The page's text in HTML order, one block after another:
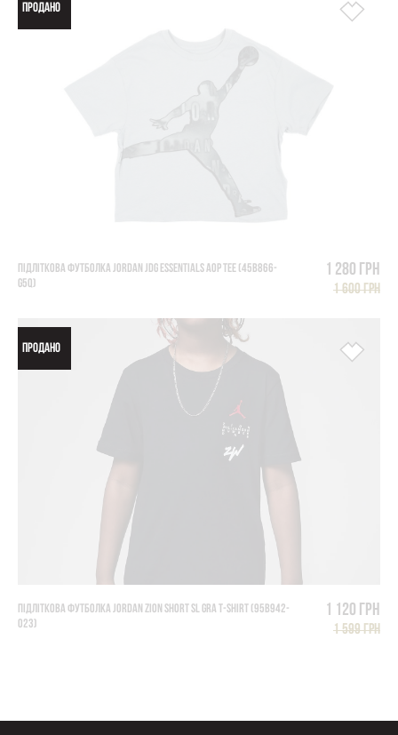
ПРОДАНО
ПІДЛІТКОВА ФУТБОЛКА JORDAN JDG ESSENTIALS AOP TEE (45B866-
G5Q)
1 280 грн
1 600 грн
ПРОДАНО
ПІДЛІТКОВА ФУТБОЛКА JORDAN ZION SHORT SL GRA T-SHIRT (95B942-
023)
1 120 грн
1 599 грн